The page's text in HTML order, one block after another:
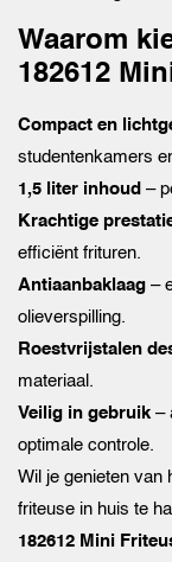
Waarom
182612
Compact en
studentenkamers
1,5 liter inhoud –
Krachtige
efficiënt frituren.
Antiaanbaklaag –
olieverspilling.
Roestvrijstalen
materiaal.
Veilig in gebruik –
optimale controle.
Wil je genieten van
friteuse in huis te
182612 Mini